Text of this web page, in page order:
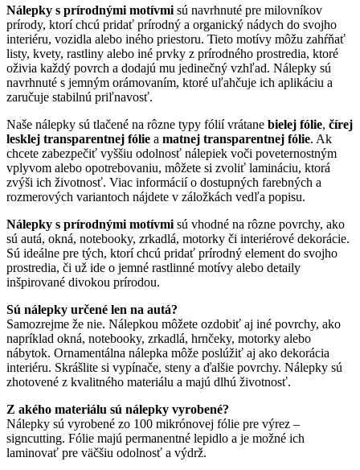
Nálepky s prírodnými motívmi sú navrhnuté pre milovníkov
prírody, ktorí chcú pridať prírodný a organický nádych do svojho
interiéru, vozidla alebo iného priestoru. Tieto motívy môžu zahŕňať
listy, kvety, rastliny alebo iné prvky z prírodného prostredia, ktoré
oživia každý povrch a dodajú mu jedinečný vzhľad. Nálepky sú
navrhnuté s jemným orámovaním, ktoré uľahčuje ich aplikáciu a
zaručuje stabilnú priľnavosť.
Naše nálepky sú tlačené na rôzne typy fólií vrátane bielej fólie, čírej
lesklej transparentnej fólie a matnej transparentnej fólie. Ak
chcete zabezpečiť vyššiu odolnosť nálepiek voči poveternostným
vplyvom alebo opotrebovaniu, môžete si zvoliť lamináciu, ktorá
zvýši ich životnosť. Viac informácií o dostupných farebných a
rozmerových variantoch nájdete v záložkách vedľa popisu.
Nálepky s prírodnými motívmi sú vhodné na rôzne povrchy, ako
sú autá, okná, notebooky, zrkadlá, motorky či interiérové dekorácie.
Sú ideálne pre tých, ktorí chcú pridať prírodný element do svojho
prostredia, či už ide o jemné rastlinné motívy alebo detaily
inšpirované divokou prírodou.
Sú nálepky určené len na autá?
Samozrejme že nie. Nálepkou môžete ozdobiť aj iné povrchy, ako
napríklad okná, notebooky, zrkadlá, hrnčeky, motorky alebo
nábytok. Ornamentálna nálepka môže poslúžiť aj ako dekorácia
interiéru. Skrášlite si vypínače, steny a ďalšie povrchy. Nálepky sú
zhotovené z kvalitného materiálu a majú dlhú životnosť.
Z akého materiálu sú nálepky vyrobené?
Nálepky sú vyrobené zo 100 mikrónovej fólie pre výrez –
signcutting. Fólie majú permanentné lepidlo a je možné ich
laminovať pre väčšiu odolnosť a výdrž.